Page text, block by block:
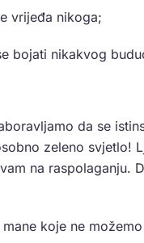
vrijeđa nikoga;
bojati nikakvog
da se
zeleno svjetlo!
na raspolaganju.
koje ne